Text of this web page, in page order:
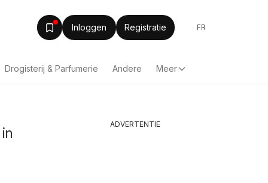
Inloggen Registratie FR
Drogisterij & Parfumerie Andere Meer
ADVERTENTIE